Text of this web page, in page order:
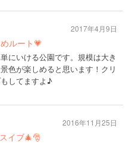
ルート💗
にいける公園です。規模は大き
色が楽しめると思います！クリ
してますよ♪
2017年4月9日
イブ🎄🎅
2016年11月25日